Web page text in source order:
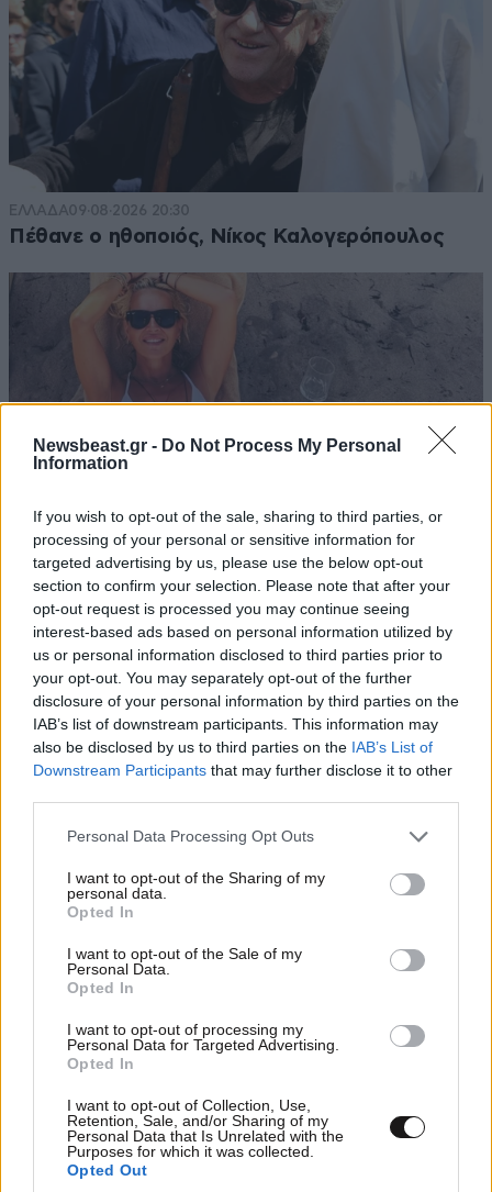
Newsbeast.gr - Do Not Process My Personal
Information
If you wish to opt-out of the sale, sharing to third parties, or
processing of your personal or sensitive information for
targeted advertising by us, please use the below opt-out
section to confirm your selection. Please note that after your
opt-out request is processed you may continue seeing
interest-based ads based on personal information utilized by
us or personal information disclosed to third parties prior to
your opt-out. You may separately opt-out of the further
disclosure of your personal information by third parties on the
IAB’s list of downstream participants. This information may
also be disclosed by us to third parties on the IAB’s List of
Downstream Participants that may further disclose it to other
Please note that this website/app uses one or more Google
not limited to your visit or usage behaviour. You may click to
grant or deny consent to Google and its third-party tags to
use your data for below specified purposes in below Google
consent section.
Personal Data Processing Opt Outs
I want to opt-out of the Sharing of my
personal data.
Opted In
I want to opt-out of the Sale of my
Personal Data.
Opted In
I want to opt-out of processing my
Personal Data for Targeted Advertising.
Opted In
I want to opt-out of Collection, Use,
Retention, Sale, and/or Sharing of my
Personal Data that Is Unrelated with the
Purposes for which it was collected.
Opted Out
ΕΛΛΑΔΑ09·08·2026 20:30
Πέθανε ο ηθοποιός, Νίκος Καλογερόπουλος
LIFESTYLE 09·08·2026 19:03
Μαρία Μπεκατώρου: «Αν ξαναγεννιόμουν, για
όλα τα λάθη μου δεν θα νοιαζόμουν»
MARKET NEWS
Εργοθεραπεία,
σπουδών και επαγγελματικών
προοπτικών